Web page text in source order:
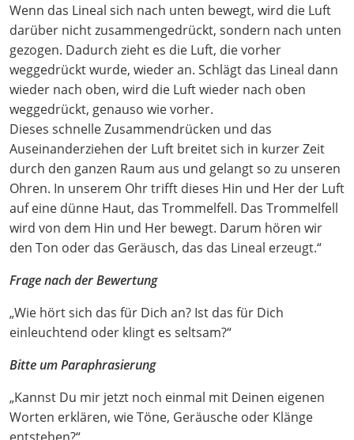
Wenn das Lineal sich nach unten bewegt, wird die Luft
darüber nicht zusammengedrückt, sondern nach unten
gezogen. Dadurch zieht es die Luft, die vorher
weggedrückt wurde, wieder an. Schlägt das Lineal dann
wieder nach oben, wird die Luft wieder nach oben
weggedrückt, genauso wie vorher.
Dieses schnelle Zusammendrücken und das
Auseinanderziehen der Luft breitet sich in kurzer Zeit
durch den ganzen Raum aus und gelangt so zu unseren
Ohren. In unserem Ohr trifft dieses Hin und Her der Luft
auf eine dünne Haut, das Trommelfell. Das Trommelfell
wird von dem Hin und Her bewegt. Darum hören wir
den Ton oder das Geräusch, das das Lineal erzeugt.“
Frage nach der Bewertung
„Wie hört sich das für Dich an? Ist das für Dich
einleuchtend oder klingt es seltsam?“
Bitte um Paraphrasierung
„Kannst Du mir jetzt noch einmal mit Deinen eigenen
Worten erklären, wie Töne, Geräusche oder Klänge